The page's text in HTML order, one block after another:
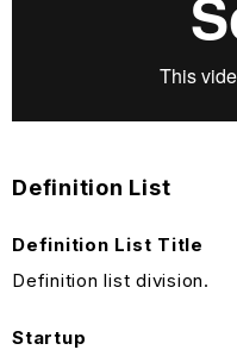
Definition List
Definition List Title
Definition list division.
Startup